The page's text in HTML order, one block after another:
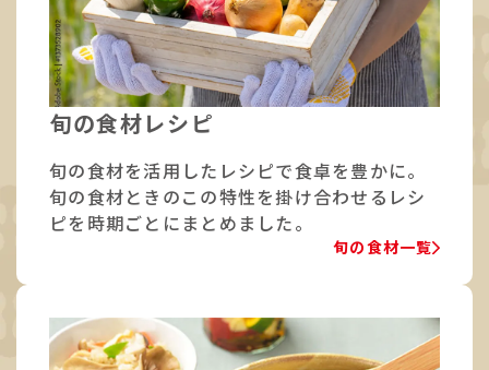
旬の食材レシピ
旬の食材を活用したレシピで食卓を豊かに。
旬の食材ときのこの特性を掛け合わせるレシ
ピを時期ごとにまとめました。
旬の食材一覧